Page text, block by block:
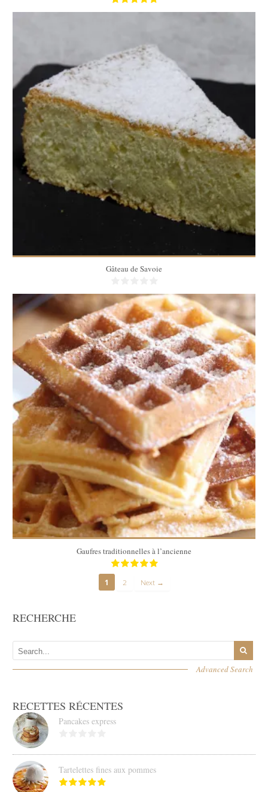
8
30 Min
Gâteau de Savoie
15 gaufres
15 gaufres
4 Min
Gaufres traditionnelles à l’ancienne
1 2 Next →
RECHERCHE
Advanced Search
RECETTES RÉCENTES
Pancakes express
Tartelettes fines aux pommes